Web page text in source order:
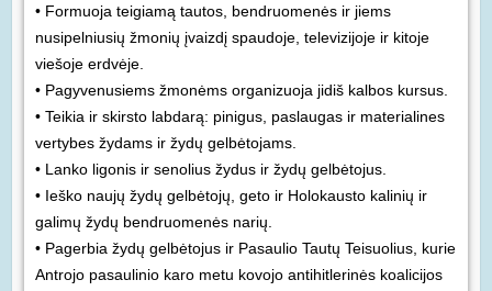
• Formuoja teigiamą tautos, bendruomenės ir jiems
nusipelniusių žmonių įvaizdį spaudoje, televizijoje ir kitoje
viešoje erdvėje.
• Pagyvenusiems žmonėms organizuoja jidiš kalbos kursus.
• Teikia ir skirsto labdarą: pinigus, paslaugas ir materialines
vertybes žydams ir žydų gelbėtojams.
• Lanko ligonis ir senolius žydus ir žydų gelbėtojus.
• Ieško naujų žydų gelbėtojų, geto ir Holokausto kalinių ir
galimų žydų bendruomenės narių.
• Pagerbia žydų gelbėtojus ir Pasaulio Tautų Teisuolius, kurie
Antrojo pasaulinio karo metu kovojo antihitlerinės koalicijos